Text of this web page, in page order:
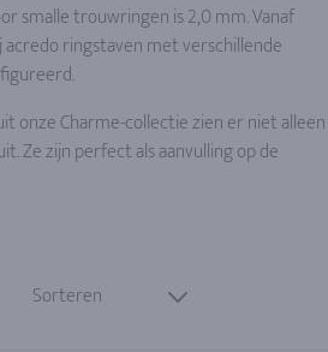
smalle trouwringen is 2,0 mm. Vanaf
ringstaven met verschillende
onze Charme-collectie zien er niet alleen
Ze zijn perfect als aanvulling op de
Sorteren